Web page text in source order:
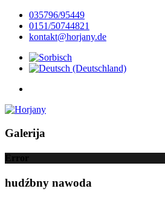
035796/95449
0151/50744821
kontakt@horjany.de
Galerija
Error
hudźbny nawoda